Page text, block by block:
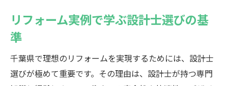
リフォーム実例で学ぶ設計士選びの基
準
千葉県で理想のリフォームを実現するためには、設計士
選びが極めて重要です。その理由は、設計士が持つ専門